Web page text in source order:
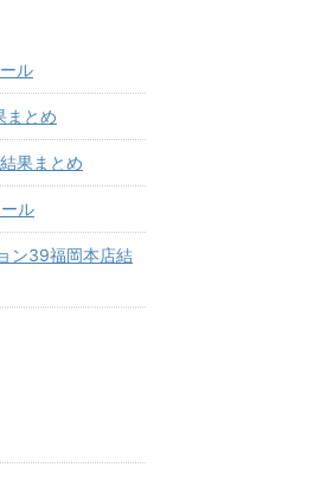
ル
まとめ
果まとめ
ル
ン39福岡本店結